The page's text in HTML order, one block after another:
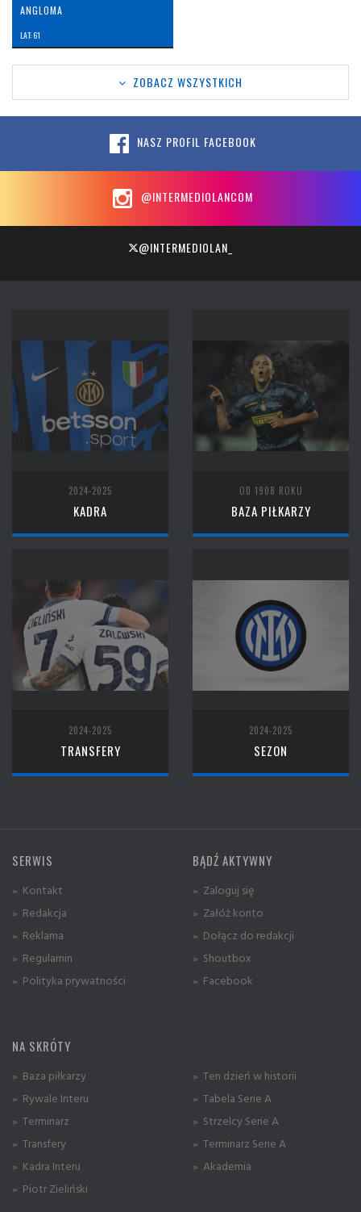
ANGLOMA
LAT: 61
ZOBACZ WSZYSTKICH
NASZ PROFIL FACEBOOK
@INTERMEDIOLANCOM
@INTERMEDIOLAN_
2024-2025
KADRA
OD 1908 ROKU
BAZA PIŁKARZY
2024-2025
TRANSFERY
2024-2025
SEZON
SERWIS
» Kontakt
» Redakcja
» Reklama
» Regulamin
» Polityka prywatności
BĄDŹ AKTYWNY
» Zaloguj się
» Załóż konto
» Dołącz do redakcji
» Shoutbox
» Facebook
NA SKRÓTY
» Baza piłkarzy
» Rywale Interu
» Terminarz
» Transfery
» Kadra Interu
» Piotr Zieliński
» Ten dzień w historii
» Tabela Serie A
» Strzelcy Serie A
» Terminarz Serie A
» Akademia